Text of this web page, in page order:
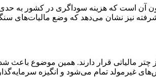
است که هزینه سوداگری در کشور به حدی
نیز نشان می‌دهد که وضع مالیات‌های
مالیاتی قرار دارند. همین موضوع باعث
غیرمولد تمام می‌شود و انگیزه